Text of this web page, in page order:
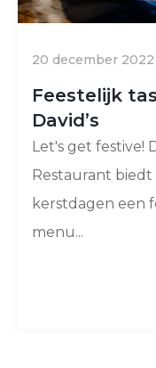
20 december 2022
Feestelijk
David’s
Let's get festive!
Restaurant
kerstdagen een
menu...